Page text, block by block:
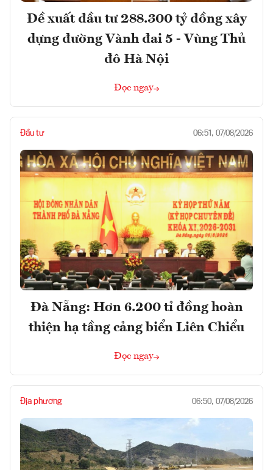
Đề xuất đầu tư 288.300 tỷ đồng xây
dựng đường Vành đai 5 - Vùng Thủ
đô Hà Nội
Đọc ngay
Đầu tư 06:51, 07/08/2026
Đà Nẵng: Hơn 6.200 tỉ đồng hoàn
thiện hạ tầng cảng biển Liên Chiểu
Đọc ngay
Địa phương 06:50, 07/08/2026